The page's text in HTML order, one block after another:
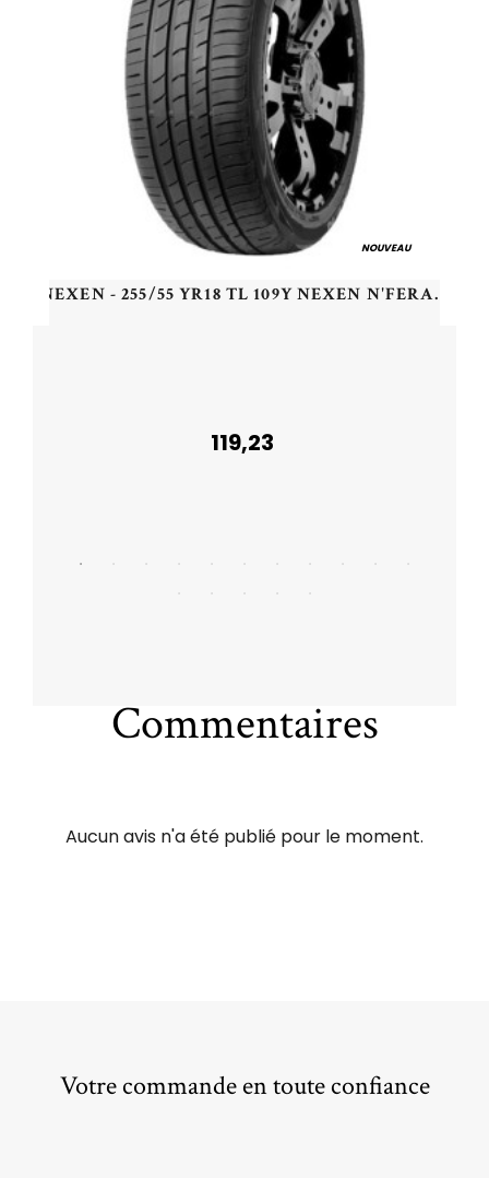
NOUVEAU
NEXEN - 255/55 YR18 TL 109Y NEXEN N'FERA RU1 XL - 2555518 - CAA
119,23
Commentaires
Aucun avis n'a été publié pour le moment.
Votre commande en toute confiance